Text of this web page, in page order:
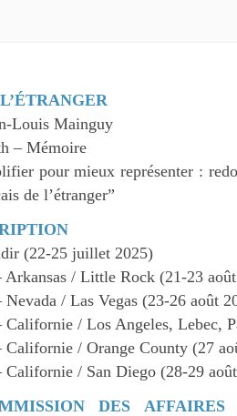
Louis Mainguy
– Mémoire
pour mieux représenter :
de l’étranger”
(22-25 juillet 2025)
/ Little Rock (21-23
/ Las Vegas (23-26 août
/ Los Angeles, Lebec,
/ Orange County (27
/ San Diego (28-29
DES